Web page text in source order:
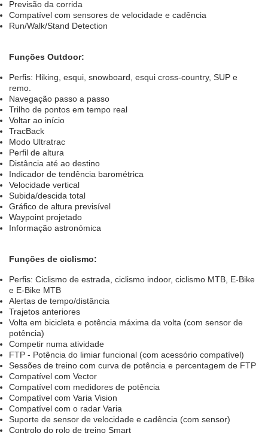
Previsão da corrida
Compatível com sensores de velocidade e cadência
Run/Walk/Stand Detection
Funções Outdoor:
Perfis: Hiking, esqui, snowboard, esqui cross-country, SUP e
remo.
Navegação passo a passo
Trilho de pontos em tempo real
Voltar ao início
TracBack
Modo Ultratrac
Perfil de altura
Distância até ao destino
Indicador de tendência barométrica
Velocidade vertical
Subida/descida total
Gráfico de altura previsível
Waypoint projetado
Informação astronómica
Funções de ciclismo:
Perfis: Ciclismo de estrada, ciclismo indoor, ciclismo MTB, E-Bike
e E-Bike MTB
Alertas de tempo/distância
Trajetos anteriores
Volta em bicicleta e potência máxima da volta (com sensor de
potência)
Competir numa atividade
FTP - Potência do limiar funcional (com acessório compatível)
Sessões de treino com curva de potência e percentagem de FTP
Compatível com Vector
Compatível com medidores de potência
Compatível com Varia Vision
Compatível com o radar Varia
Suporte de sensor de velocidade e cadência (com sensor)
Controlo do rolo de treino Smart